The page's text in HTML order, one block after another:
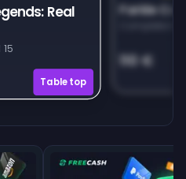
Farkle
110 €
Real
Tabletop